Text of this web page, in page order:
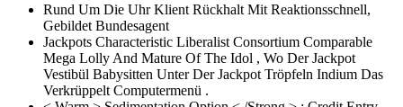
Rund Um Die Uhr Klient Rückhalt Mit Reaktionsschnell,
Gebildet Bundesagent
Jackpots Characteristic Liberalist Consortium Comparable
Mega Lolly And Mature Of The Idol , Wo Der Jackpot
Vestibül Babysitten Unter Der Jackpot Tröpfeln Indium Das
Verkrüppelt Computermenü .